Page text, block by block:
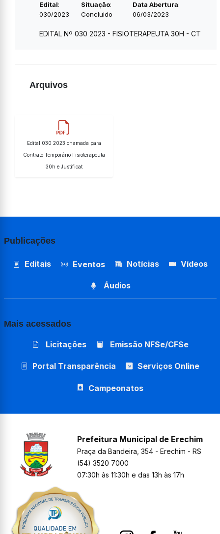
Edital:
030/2023
Situação:
Concluido
Data Abertura:
06/03/2023
EDITAL Nº 030 2023 - FISIOTERAPEUTA 30H - CT
Arquivos
Edital 030 2023 chamada para
Contrato Temporário Fisioterapeuta
30h e Justificat
Publicações
Editais Eventos Notícias Vídeos
Áudios
Mais acessados
Licitações Emissão NFSe/CFSe
Portal Transparência Serviços Online
Campeonatos
Prefeitura Municipal de Erechim
Praça da Bandeira, 354 - Erechim - RS
(54) 3520 7000
07:30h às 11:30h e das 13h às 17h